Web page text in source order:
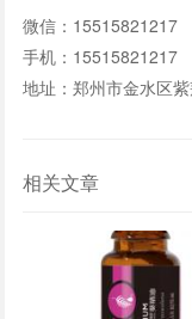
微信：15515821217
手机：15515821217
地址：郑州市金水区
相关文章